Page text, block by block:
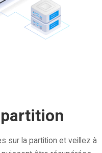
sur la partition et veillez à